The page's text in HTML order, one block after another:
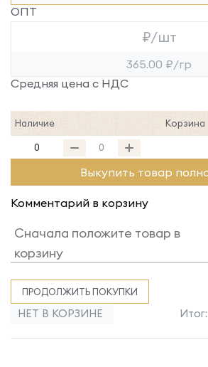
ОПТ
₽/шт
365.00 ₽/гр
Средняя цена с НДС
Наличие Корзина
0
Выкупить товар
Комментарий в корзину
ПРОДОЛЖИТЬ ПОКУПКИ
НЕТ В КОРЗИНЕ Итог: